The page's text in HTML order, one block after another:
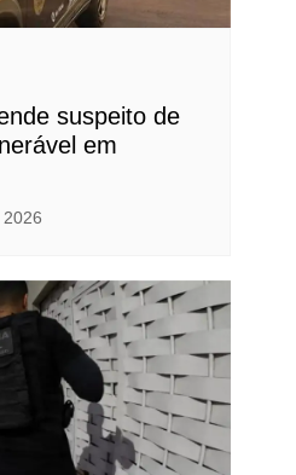
suspeito de
em